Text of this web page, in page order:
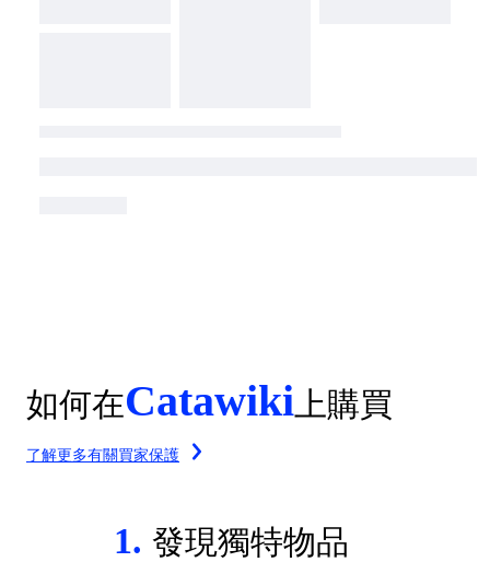
如何在Catawiki 上購買
了解更多有關買家保護
1. 發現獨特物品